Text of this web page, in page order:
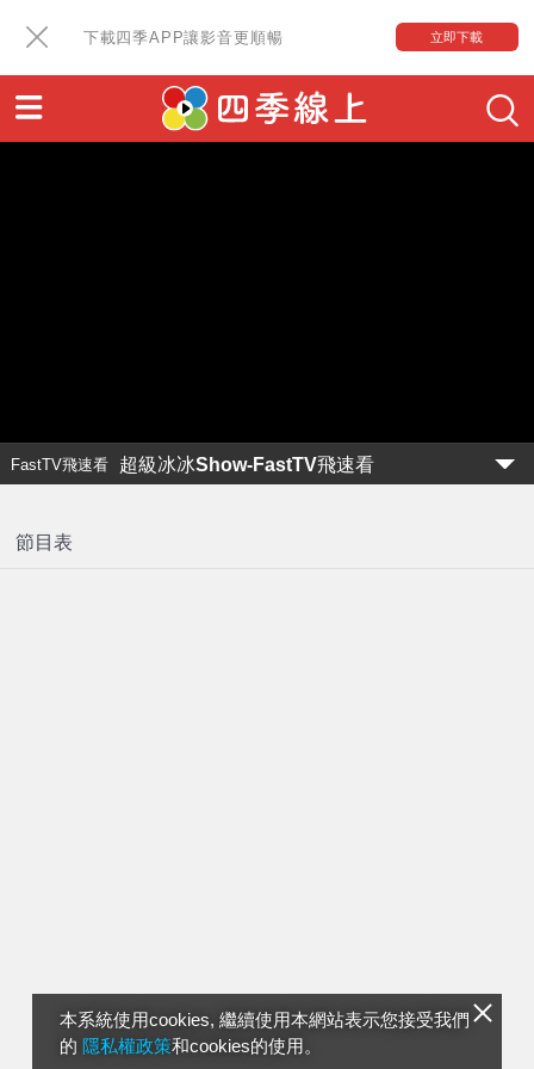
下載四季APP讓影音更順暢 立即下載
本系統使用cookies, 繼續使用本網站表示您接受我們
的 隱私權政策和cookies的使用。
FastTV飛速看 超級冰冰Show-FastTV飛速看
節目表